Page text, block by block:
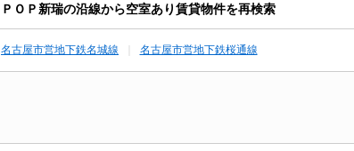
ＰＯＰ新瑞の沿線から空室あり賃貸物件を再検索
名古屋市営地下鉄名城線 名古屋市営地下鉄桜通線